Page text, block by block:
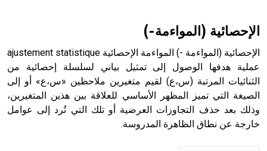
الإحصائية (المواءمة-)
الإحصائية (المواءمة -) المواءمة الإحصائية ajustement statistique
عملية هدفها الوصول إلى تمثيل بياني لسلسلة إحصائية من
الثنائيات المرتبة (س،ع) لقيم متغيرين ملاحظين «س،ع» أو إلى
الصيغة التي تميز المظهر الأساسي للعلاقة بين هذين المتغيرين،
وذلك بعد حذف التجاوزات العرضية أو تلك التي تُرد إلى عوامل
خارجة عن نطاق الظاهرة المدروسة.